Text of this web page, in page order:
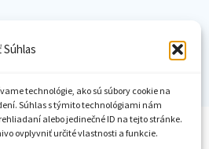
Súhlas
technológie, ako sú súbory cookie na
Súhlas s týmito technológiami nám
alebo jedinečné ID na tejto stránke.
ovplyvniť určité vlastnosti a funkcie.
cookies GDPR